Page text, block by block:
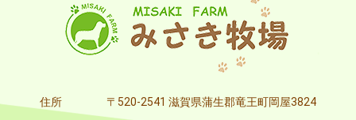
住所 〒520-2541 滋賀県蒲生郡竜王町岡屋3824